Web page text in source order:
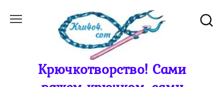
Крючкотворство! Сами